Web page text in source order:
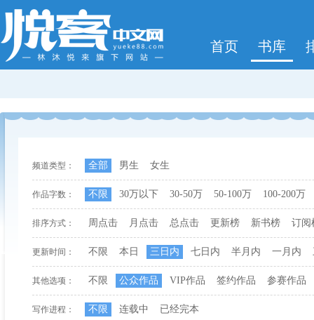
首页 书库
频道类型： 全部 男生 女生
作品字数： 不限 30万以下 30-50万 50-100万 100-200万
排序方式： 周点击 月点击 总点击 更新榜 新书榜 订阅
更新时间： 不限 本日 三日内 七日内 半月内 一月内
其他选项： 不限 公众作品 VIP作品 签约作品 参赛作品
写作进程： 不限 连载中 已经完本